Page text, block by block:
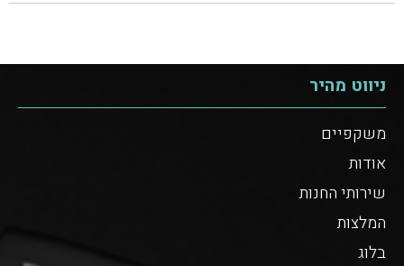
ניווט מהיר
משקפיים
אודות
שירותי החנות
המלצות
בלוג